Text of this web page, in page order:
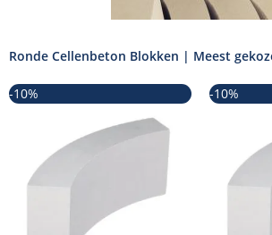
Ronde Cellenbeton Blokken | Meest
-10%
was:
is:
-10%